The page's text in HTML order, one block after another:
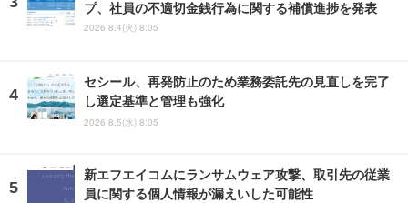
プ、社員の不適切金銭行為に関する補償進捗を発表
2026.8.4(火) 8:05
セシール、再発防止のため業務委託先の見直しを完了
し選定基準と管理も強化
2026.8.5(水) 8:05
新エフエイコムにランサムウェア攻撃、取引先の従業
員に関する個人情報が漏えいした可能性